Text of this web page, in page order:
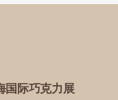
国际巧克力展